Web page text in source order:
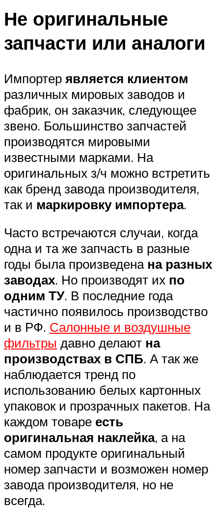
Не оригинальные
запчасти или аналоги
Импортер является клиентом
различных мировых заводов и
фабрик, он заказчик, следующее
звено. Большинство запчастей
производятся мировыми
известными марками. На
оригинальных з/ч можно встретить
как бренд завода производителя,
так и маркировку импортера.
Часто встречаются случаи, когда
одна и та же запчасть в разные
годы была произведена на разных
заводах. Но производят их по
одним ТУ. В последние года
частично появилось производство
и в РФ. Салонные и воздушные
фильтры давно делают на
производствах в СПБ. А так же
наблюдается тренд по
использованию белых картонных
упаковок и прозрачных пакетов. На
каждом товаре есть
оригинальная наклейка, а на
самом продукте оригинальный
номер запчасти и возможен номер
завода производителя, но не
всегда.